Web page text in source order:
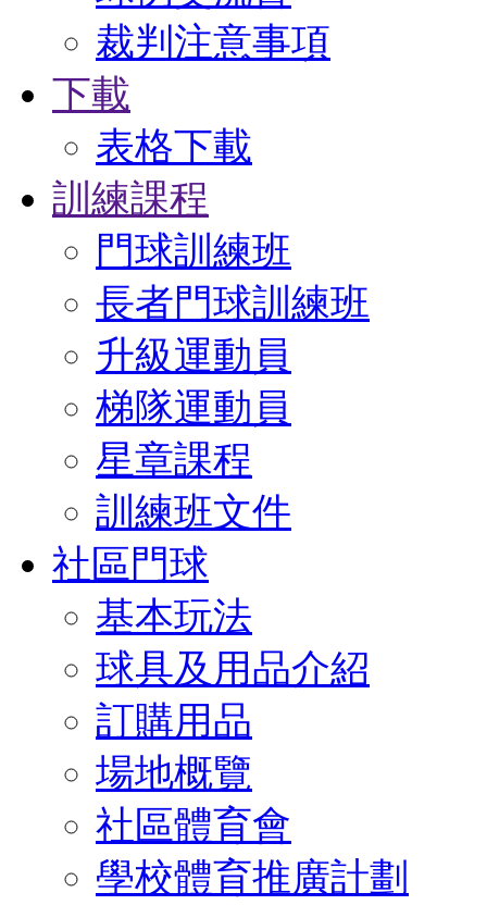
裁判注意事項
下載
表格下載
訓練課程
門球訓練班
長者門球訓練班
升級運動員
梯隊運動員
星章課程
訓練班文件
社區門球
基本玩法
球具及用品介紹
訂購用品
場地概覽
社區體育會
學校體育推廣計劃